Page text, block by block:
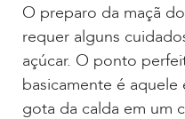
O preparo da maçã
requer alguns
açúcar. O ponto
basicamente é
gota da calda em um